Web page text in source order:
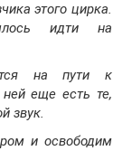
этого цирка.
идти на
на пути к
еще есть те,
звук.
и освободим